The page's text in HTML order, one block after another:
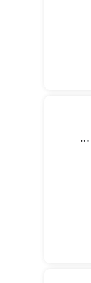
استفد ب اقل سعر شقه في الماركت في ماونتن فيو اي سيتي - استلام فوري - متشطبه بالتكيفات - برايم لوكيشن - forsale in mountain view i city - new cairo